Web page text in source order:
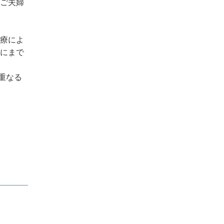
夫婦
によ
まで
なる